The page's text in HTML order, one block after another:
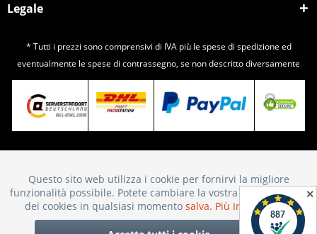
✕
Legale
* Tutti i prezzi sono comprensivi di IVA più le spese di spedizione ed
eventualmente le spese di contrassegno, se non descritto diversamente
Funktionale Attivo
Marketing Inattivo
Questo sito web utilizza i cookie per fornirvi la migliore
funzionalità possibile. Potete cambiare la vostra scelta sull'uso
dei cookies in qualsiasi momento salva. Più Informazioni